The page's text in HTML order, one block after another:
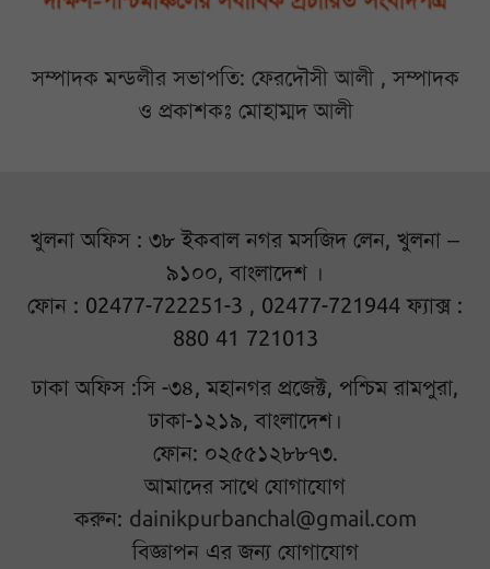
সম্পাদক মন্ডলীর সভাপতি: ফেরদৌসী আলী , সম্পাদক
ও প্রকাশকঃ মোহাম্মদ আলী
খুলনা অফিস : ৩৮ ইকবাল নগর মসজিদ লেন, খুলনা –
৯১০০, বাংলাদেশ ।
ফোন : 02477-722251-3 , 02477-721944 ফ্যাক্স :
880 41 721013
ঢাকা অফিস :সি -৩৪, মহানগর প্রজেক্ট, পশ্চিম রামপুরা,
ঢাকা-১২১৯, বাংলাদেশ।
ফোন: ০২৫৫১২৮৮৭৩.
আমাদের সাথে যোগাযোগ
করুন: dainikpurbanchal@gmail.com
বিজ্ঞাপন এর জন্য যোগাযোগ